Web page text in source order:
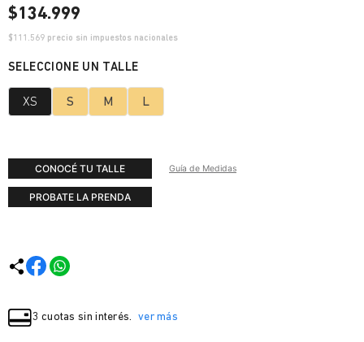
$134.999
$111.569 precio sin impuestos nacionales
XS S M L
CONOCÉ TU TALLE Guía de Medidas
PROBATE LA PRENDA
3 cuotas sin interés. ver más